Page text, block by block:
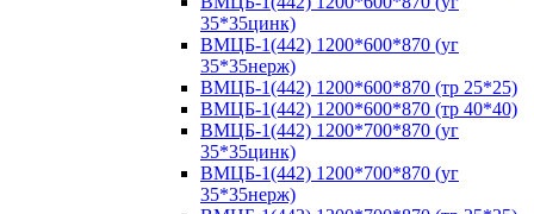
35*35цинк)
ВМЦБ-1(442) 1200*600*870 (уг
35*35нерж)
ВМЦБ-1(442) 1200*600*870 (тр 25*25)
ВМЦБ-1(442) 1200*600*870 (тр 40*40)
ВМЦБ-1(442) 1200*700*870 (уг
35*35цинк)
ВМЦБ-1(442) 1200*700*870 (уг
35*35нерж)